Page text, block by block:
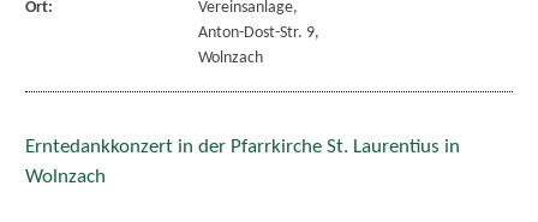
Ort:
Vereinsanlage,
Anton-Dost-Str. 9,
Wolnzach
Erntedankkonzert in der Pfarrkirche St. Laurentius in
Wolnzach